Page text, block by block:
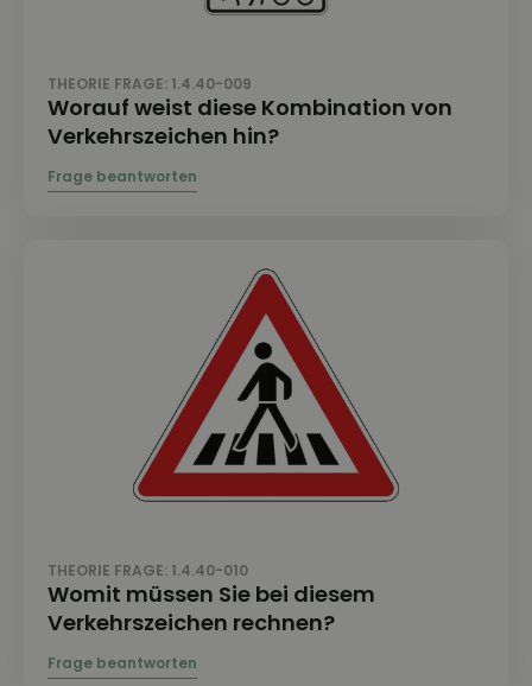
THEORIE FRAGE: 1.4.40-009
Worauf weist diese Kombination von
Verkehrszeichen hin?
THEORIE FRAGE: 1.4.40-010
Womit müssen Sie bei diesem
Verkehrszeichen rechnen?